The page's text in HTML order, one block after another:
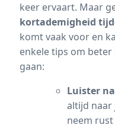
keer ervaart. Maar
kortademigheid
komt vaak voor en
enkele tips om
gaan:
Luister
altijd naar
neem